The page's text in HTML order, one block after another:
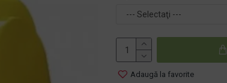
Adaugă la favorite